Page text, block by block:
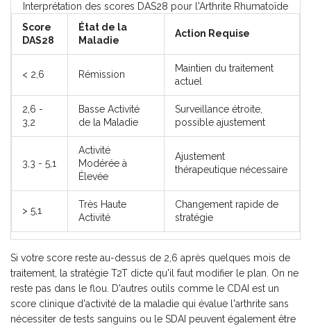
Interprétation des scores DAS28 pour l'Arthrite Rhumatoïde
Score
DAS28
État de la
Maladie
Action Requise
< 2,6 Rémission
Maintien du traitement
actuel
2,6 -
3,2
Basse Activité
de la Maladie
Surveillance étroite,
possible ajustement
3,3 - 5,1
Activité
Modérée à
Élevée
Ajustement
thérapeutique nécessaire
> 5,1
Très Haute
Activité
Changement rapide de
stratégie
Si votre score reste au-dessus de 2,6 après quelques mois de
traitement, la stratégie T2T dicte qu'il faut modifier le plan. On ne
reste pas dans le flou. D'autres outils comme le CDAI est un
score clinique d'activité de la maladie qui évalue l'arthrite sans
nécessiter de tests sanguins ou le SDAI peuvent également être